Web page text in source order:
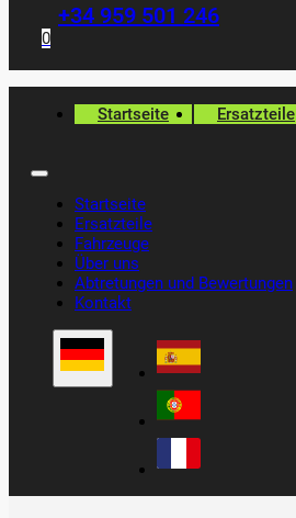
+34 959 501 246
0
Startseite Ersatzteile
Startseite
Ersatzteile
Fahrzeuge
Über uns
Abtretungen und Bewertungen
Kontakt